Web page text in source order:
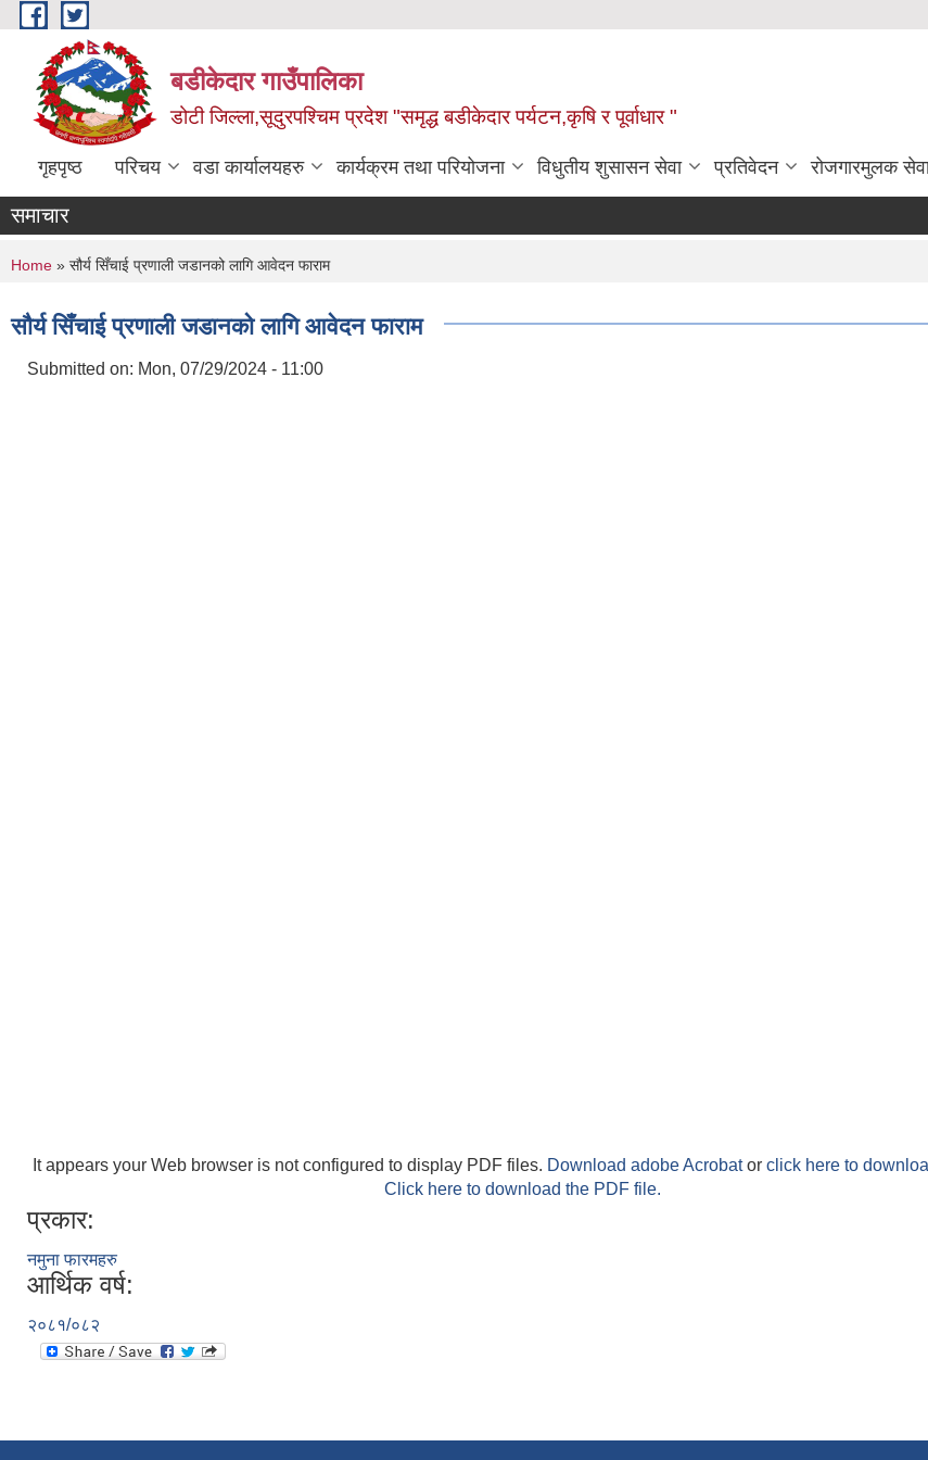
Skip to main content
बडीकेदार गाउँपालिका
डोटी जिल्ला,सूदुरपश्चिम प्रदेश "समृद्ध बडीकेदार पर्यटन,कृषि र पूर्वाधार "
गृहपृष्ठ परिचय वडा कार्यालयहरु कार्यक्रम तथा परियोजना विधुतीय शुसासन सेवा प्रतिवेदन रोजगारमुलक
समाचार
You are here
Home » सौर्य सिँचाई प्रणाली जडानको लागि आवेदन फाराम
सौर्य सिँचाई प्रणाली जडानको लागि आवेदन फाराम
Submitted on: Mon, 07/29/2024 - 11:00
It appears your Web browser is not configured to display PDF files. Download adobe Acrobator click here to
Click here to download the PDF file.
प्रकार:
नमुना फारमहरु
आर्थिक वर्ष:
२०८१/०८२